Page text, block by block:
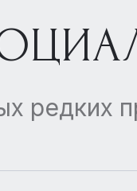
редких